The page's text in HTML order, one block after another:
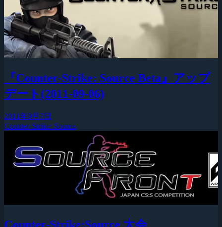
『Counter-Strike: Source Beta』アップ
デート(2011-09-06)
2011年9月7日
Counter-Strike: Source